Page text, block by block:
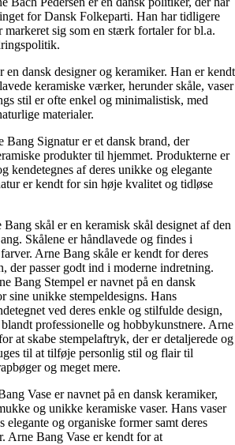
for Dansk Folkeparti. Han har tidligere
markeret sig som en stærk fortaler for bl.a.
en dansk designer og keramiker. Han er kendt
keramiske værker, herunder skåle, vaser
stil er ofte enkel og minimalistisk, med
materialer.
Bang Signatur er et dansk brand, der
produkter til hjemmet. Produkterne er
kendetegnes af deres unikke og elegante
er kendt for sin høje kvalitet og tidløse
skål er en keramisk skål designet af den
Skålene er håndlavede og findes i
Arne Bang skåle er kendt for deres
der passer godt ind i moderne indretning.
Bang Stempel er navnet på en dansk
sine unikke stempeldesigns. Hans
ved deres enkle og stilfulde design,
professionelle og hobbykunstnere. Arne
at skabe stempelaftryk, der er detaljerede og
til at tilføje personlig stil og flair til
og meget mere.
Vase er navnet på en dansk keramiker,
og unikke keramiske vaser. Hans vaser
elegante og organiske former samt deres
Arne Bang Vase er kendt for at